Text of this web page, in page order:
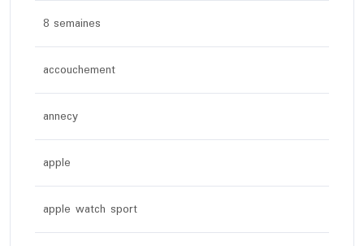
8 semaines
accouchement
annecy
apple
apple watch sport